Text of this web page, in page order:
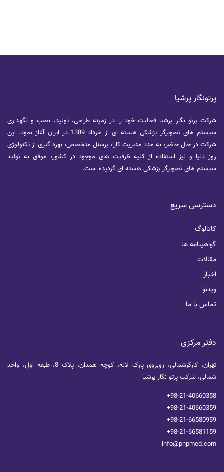
پرتونگار پرشیا
شرکت پرتو نگار پرشیا فعالیت خود را در زمینه طراحی، تولید، نصب و نگهداری
سیستم های تصویرگر پزشکی هسته ای از خرداد 1389 در ایران آغاز نمود. این
شرکت در حال حاضر، به مدد مدیریت کارا، پرسنل متخصص، بهره گیری از تکنولوژی
روز دنیا و نیز استفاده از کلیه ظرفیت های موجود در کشور، موفق به تولید
سیستم های تصویرگر پزشکی هسته ای گردیده است.
دسترسی سریع
کاتالوگ
گواهینامه ها
مقالات
اخبار
ویدئو
تماس با ما
دفتر مرکزی
تهران، کارگرشمالی، روبروی پارک لاله، کوچه همدان، پلاک 8، طبقه اول، واحد
شمالی، شرکت پرتو نگار پرشیا
+98-21-40660358
+98-21-40660359
+98-21-66580959
+98-21-66581159
info@pnpmed.com